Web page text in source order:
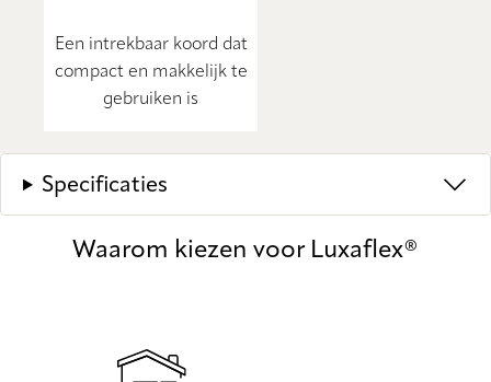
Een intrekbaar koord dat
compact en makkelijk te
gebruiken is
Specificaties
Waarom kiezen voor Luxaflex®